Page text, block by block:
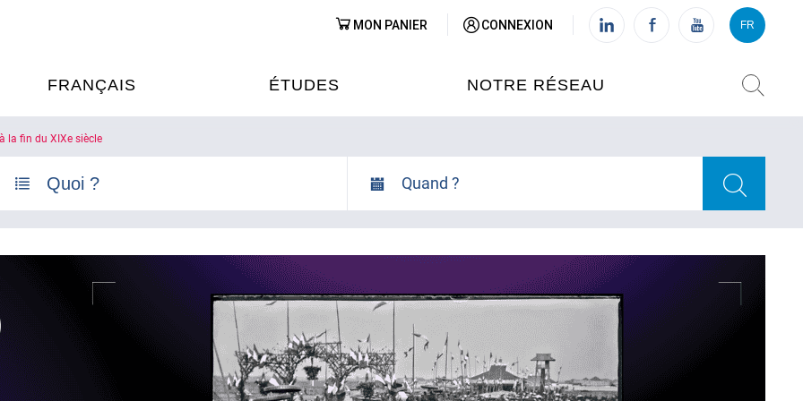
FRANÇAIS
DE FRANÇAIS
LINGUISTIQUES
LINGUISTIQUE
ÉDUCATIVE
ÉTUDES
FRANCE ALUMNI VIETNAM
NOTRE RÉSEAU
VIETNAM (IFV)
L'IFV À DANANG
L'IFV À HCMV
MON PANIER CONNEXION FR
VI FR
la fin du XIXe siècle
Quand ?